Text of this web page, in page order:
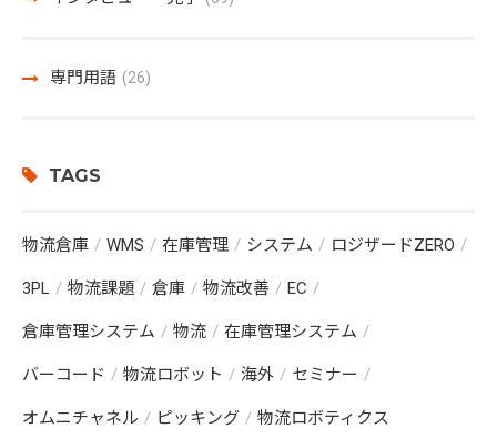
専門用語 (26)
TAGS
物流倉庫 WMS 在庫管理 システム ロジザードZERO
3PL 物流課題 倉庫 物流改善 EC
倉庫管理システム 物流 在庫管理システム
バーコード 物流ロボット 海外 セミナー
オムニチャネル ピッキング 物流ロボティクス